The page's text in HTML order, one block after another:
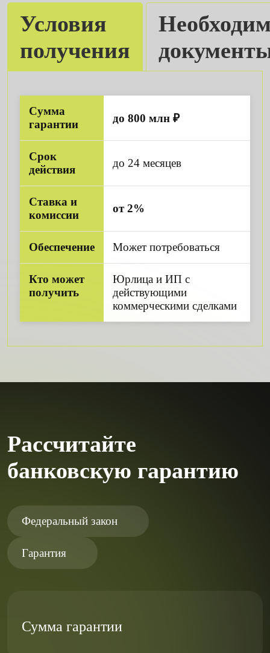
Условия
получения
Сумма
гарантии
до 800 млн ₽
Срок
действия
до 24 месяцев
Ставка и
комиссии
от 2%
Обеспечение Может потребоваться
Кто может
получить
Юрлица и ИП с
действующими
коммерческими сделками
Рассчитайте
банковскую гарантию
Сумма гарантии
Федеральный закон
Гарантия